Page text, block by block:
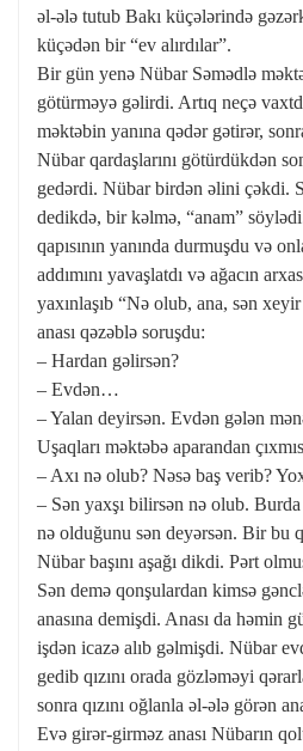
əl-ələ tutub Bakı küçələrində
küçədən bir “ev alırdılar”.
Bir gün yenə Nübar Səmədlə
götürməyə gəlirdi. Artıq neçə
məktəbin yanına qədər gətirər,
Nübar qardaşlarını götürdükdən
gedərdi. Nübar birdən əlini çəkdi.
dedikdə, bir kəlmə, “anam”
qapısının yanında durmuşdu və
addımını yavaşlatdı və ağacın
yaxınlaşıb “Nə olub, ana, sən
anası qəzəblə soruşdu:
– Hardan gəlirsən?
– Evdən…
– Yalan deyirsən. Evdən gələn
Uşaqları məktəbə aparandan
– Axı nə olub? Nəsə baş verib?
– Sən yaxşı bilirsən nə olub.
nə olduğunu sən deyərsən. Bir bu
Nübar başını aşağı dikdi. Pərt
Sən demə qonşulardan kimsə
anasına demişdi. Anası da həmin
işdən icazə alıb gəlmişdi. Nübar
gedib qızını orada gözləməyi
sonra qızını oğlanla əl-ələ görən
Evə girər-girməz anası Nübarın